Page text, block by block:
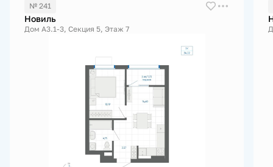
№ 241
Новиль
Дом А3.1-3, Секция 5, Этаж 7